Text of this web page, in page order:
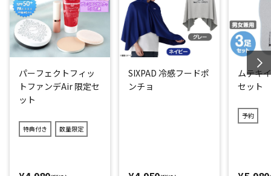
パーフェクトフィッ
トファンデAir 限定セ
ット
特典付き 数量限定
SIXPAD 冷感フードポ
ンチョ
ムテキ
セット
予約